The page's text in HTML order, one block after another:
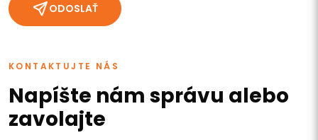
ODOSLAŤ
KONTAKTUJTE NÁS
Napíšte nám správu alebo
zavolajte